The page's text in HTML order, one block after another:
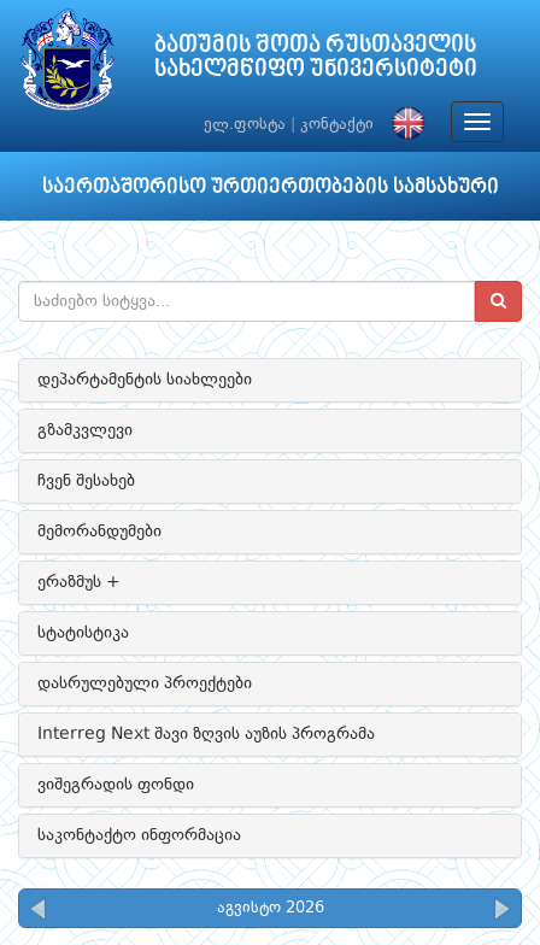
ბათუმის შოთა რუსთაველის
სახელმწიფო უნივერსიტეტი
ელ.ფოსტა კონტაქტი
Toggle
საერთაშორისო ურთიერთობების სამსახური
დეპარტამენტის სიახლეები
გზამკვლევი
ჩვენ შესახებ
მემორანდუმები
ერაზმუს +
სტატისტიკა
დასრულებული პროექტები
Interreg Next შავი ზღვის აუზის პროგრამა
ვიშეგრადის ფონდი
საკონტაქტო ინფორმაცია
აგვისტო 2026